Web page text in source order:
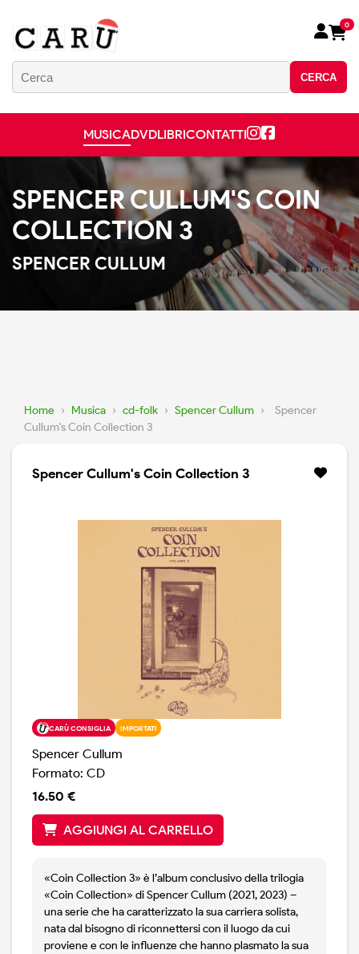
CERCA
0
MUSICADVDLIBRICONTATTI
SPENCER CULLUM'S COIN
COLLECTION 3
SPENCER CULLUM
Home › Musica › cd-folk › Spencer Cullum ›
Spencer
Cullum's Coin Collection 3
Spencer Cullum's Coin Collection 3
CARÙ CONSIGLIA IMPORTATI
Spencer Cullum
Formato: CD
16.50 €
AGGIUNGI AL CARRELLO
«Coin Collection 3» è l’album conclusivo della trilogia
«Coin Collection» di Spencer Cullum (2021, 2023) –
una serie che ha caratterizzato la sua carriera solista,
nata dal bisogno di riconnettersi con il luogo da cui
proviene e con le influenze che hanno plasmato la sua